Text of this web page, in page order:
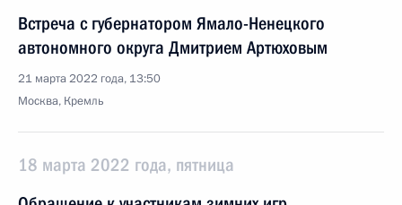
Встреча с губернатором Ямало-Ненецкого
автономного округа Дмитрием Артюховым
21 марта 2022 года, 13:50
Москва, Кремль
18 марта 2022 года, пятница